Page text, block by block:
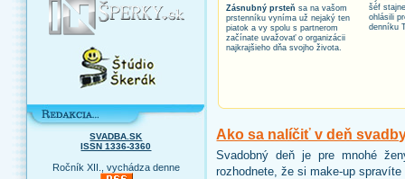
SVADBA.SK
ISSN 1336-3360
Ročník XII., vychádza denne
Zásnubný prsteň sa na vašom
prstenníku vyníma už nejaký ten
piatok a vy spolu s partnerom
začínate uvažovať o organizácii
najkrajšieho dňa svojho života.
šéf
ohlásili
denníku
Ako sa nalíčiť v deň
Svadobný deň je pre mnohé
rozhodnete, že si make-up